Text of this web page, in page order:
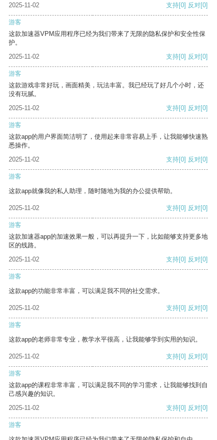
2025-11-02
支持[0] 反对[0]
游客
这款加速器VPM应用程序已经为我们带来了无限的隐私保护和安全性保
护。
2025-11-02
支持[0] 反对[0]
游客
这款游戏非常好玩，画面精美，玩法丰富。我已经玩了好几个小时，还
没有玩腻。
2025-11-02
支持[0] 反对[0]
游客
这款app的用户界面简洁明了，使用起来非常容易上手，让我能够快速熟
悉操作。
2025-11-02
支持[0] 反对[0]
游客
这款app就像我的私人助理，随时随地为我的办公提供帮助。
2025-11-02 支持[0] 反对[0]
游客
这款加速器app的加速效果一般，可以再提升一下，比如能够支持更多地
区的线路。
2025-11-02
支持[0] 反对[0]
游客
这款app的功能非常丰富，可以满足我不同的社交需求。
2025-11-02 支持[0] 反对[0]
游客
这款app的老师非常专业，教学水平很高，让我能够学到实用的知识。
2025-11-02 支持[0] 反对[0]
游客
这款app的课程非常丰富，可以满足我不同的学习需求，让我能够找到自
己感兴趣的知识。
2025-11-02
支持[0] 反对[0]
游客